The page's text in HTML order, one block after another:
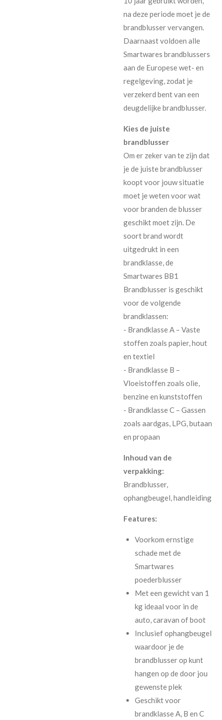
na deze periode moet je de
brandblusser vervangen.
Daarnaast voldoen alle
Smartwares brandblussers
aan de Europese wet- en
regelgeving, zodat je
verzekerd bent van een
deugdelijke brandblusser.
Kies de juiste
brandblusser
Om er zeker van te zijn dat
je de juiste brandblusser
koopt voor jouw situatie
moet je weten voor wat
voor branden de blusser
geschikt moet zijn. De
soort brand wordt
uitgedrukt in een
brandklasse, de
Smartwares BB1
Brandblusser is geschikt
voor de volgende
brandklassen:
- Brandklasse A – Vaste
stoffen zoals papier, hout
en textiel
- Brandklasse B –
Vloeistoffen zoals olie,
benzine en kunststoffen
- Brandklasse C – Gassen
zoals aardgas, LPG, butaan
en propaan
Inhoud van de
verpakking:
Brandblusser,
ophangbeugel, handleiding
Features:
Voorkom ernstige
schade met de
Smartwares
poederblusser
Met een gewicht van 1
kg ideaal voor in de
auto, caravan of boot
Inclusief ophangbeugel
waardoor je de
brandblusser op kunt
hangen op de door jou
gewenste plek
Geschikt voor
brandklasse A, B en C